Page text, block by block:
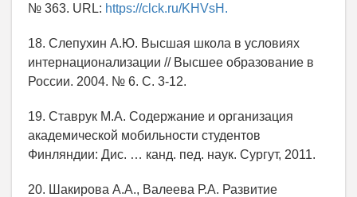
№ 363. URL: https://clck.ru/KHVsH.
18. Слепухин А.Ю. Высшая школа в условиях
интернационализации // Высшее образование в
России. 2004. № 6. С. 3-12.
19. Ставрук М.А. Содержание и организация
академической мобильности студентов
Финляндии: Дис. … канд. пед. наук. Сургут, 2011.
20. Шакирова А.А., Валеева Р.А. Развитие